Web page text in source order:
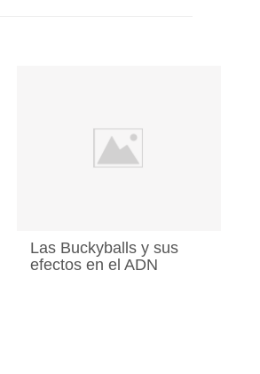
Las Buckyballs y sus
efectos en el ADN